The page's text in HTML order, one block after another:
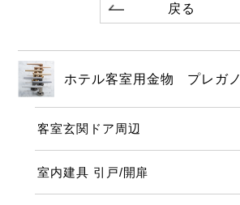
戻る
ホテル客室用金物 プレガノ
客室玄関ドア周辺
室内建具 引戸/開扉